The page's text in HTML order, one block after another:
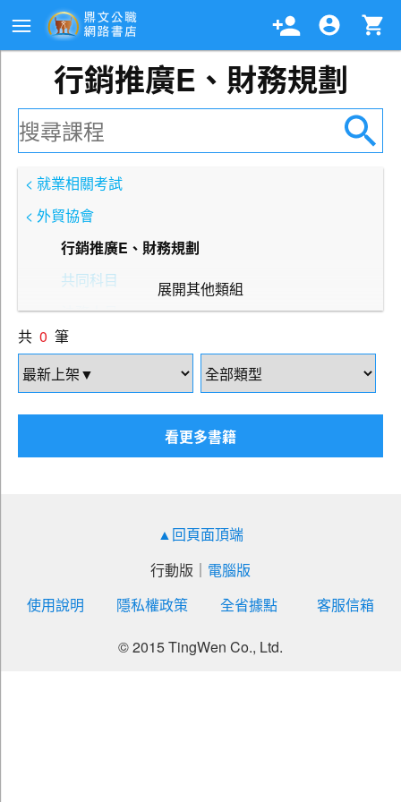
行銷推廣E、財務規劃
< 就業相關考試
< 外貿協會
行銷推廣E、財務規劃
共同科目
法務人員
英語組A、B
財務會計
人力資源
展開其他類組
共 0 筆
看更多書籍
▲回頁面頂端
行動版 ｜ 電腦版
使用說明
隱私權政策 全省據點 客服信箱
© 2015 TingWen Co., Ltd.